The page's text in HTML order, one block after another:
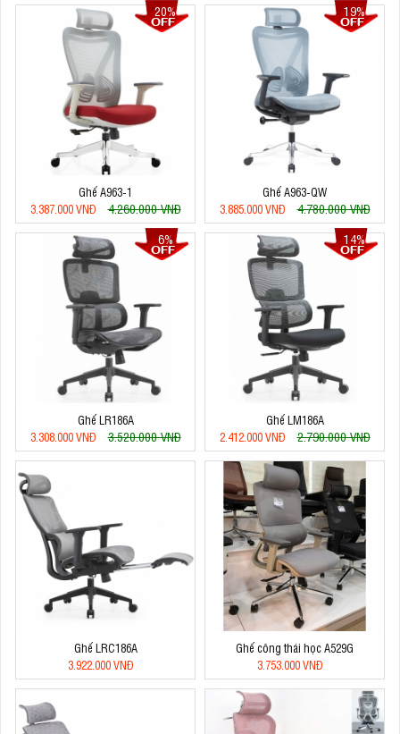
20%
Ghế A963-1
3.387.000 VNĐ
4.260.000 VNĐ
19%
Ghế A963-QW
3.885.000 VNĐ
4.780.000 VNĐ
6%
Ghế LR186A
3.308.000 VNĐ
3.520.000 VNĐ
14%
Ghế LM186A
2.412.000 VNĐ
2.790.000 VNĐ
Ghế LRC186A
3.922.000 VNĐ
Ghế công thái học A529G
3.753.000 VNĐ